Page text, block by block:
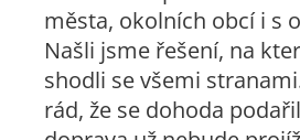
města, okolních obcí i s
Našli jsme řešení, na
shodli se všemi
rád, že se dohoda